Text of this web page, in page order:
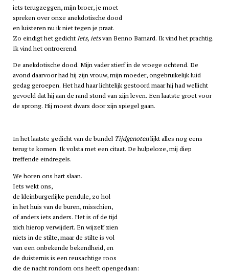
iets terugzeggen, mijn broer, je moet
spreken over onze anekdotische dood
en luisteren nu ik niet tegen je praat.
Zo eindigt het gedichtIets, ietsvan Benno Barnard. Ik vind het prachtig.
Ik vind het ontroerend.
De anekdotische dood. Mijn vader stierf in de vroege ochtend. De
avond daarvoor had hij zijn vrouw, mijn moeder, ongebruikelijk luid
gedag geroepen. Het had haar lichtelijk gestoord maar hij had wellicht
gevoeld dat hij aan de rand stond van zijn leven. Een laatste groet voor
de sprong. Hij moest dwars door zijn spiegel gaan.
In het laatste gedicht van de bundel Tijdgenotenlijkt alles nog eens
terug te komen. Ik volsta met een citaat. De hulpeloze, mij diep
treffende eindregels.
We horen ons hart slaan.
Iets wekt ons,
de kleinburgerlijke pendule, zo hol
in het huis van de buren, misschien,
of anders iets anders. Het is of de tijd
zich hierop verwijdert. En wijzelf zien
niets in de stilte, maar de stilte is vol
van een onbekende bekendheid, en
de duisternis is een reusachtige roos
die de nacht rondom ons heeft opengedaan: